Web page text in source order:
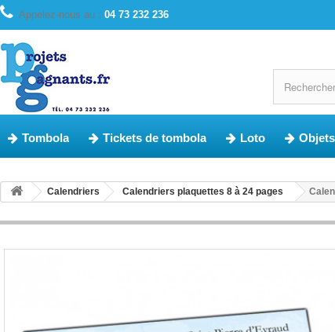
Appelez-nous au : 04 73 232 236
Tombola Tickets de tombola Loto
Calendriers Calendriers plaquettes 8 à 24 pages